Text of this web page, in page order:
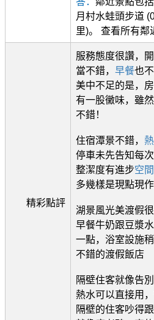
月村水蛙頭步道
里)。 查看所有鄰
精彩點評
服務態度很讚，
當不錯， 早餐也
美中不足的是，
有一股黴味，雖
不錯！
住宿潭景不錯，
停車未先告知每
整潔度有進步空間
多幾樣是現點現作
湖景風光美渡假很
早餐牛奶跟豆漿
一點，浴室設施
不錯的渡假飯店
隔壁住客就像告
熱水可以直接用
隔壁的住客吵得